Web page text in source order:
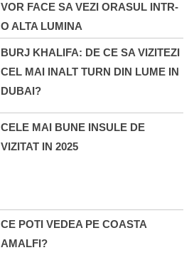
VOR FACE SA VEZI ORASUL INTR-
O ALTA LUMINA
BURJ KHALIFA: DE CE SA VIZITEZI
CEL MAI INALT TURN DIN LUME IN
DUBAI?
CELE MAI BUNE INSULE DE
VIZITAT IN 2025
CE POTI VEDEA PE COASTA
AMALFI?